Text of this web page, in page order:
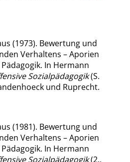
(1973). Bewertung und
Verhaltens – Aporien
In Hermann
Sozialpädagogik(S.
und Ruprecht.
(1981). Bewertung und
Verhaltens – Aporien
In Hermann
Sozialpädagogik(2.,